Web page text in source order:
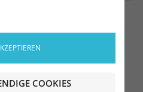
COOKIES
Alltag konzipiert. Der
für Formbeständigkeit und
die verstellbaren
bieten. Die Tasche ist
den täglichen Gebrauch.